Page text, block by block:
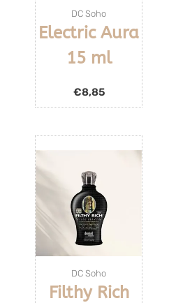
DC Soho
Electric Aura
15 ml
€8,85
DC Soho
Filthy Rich